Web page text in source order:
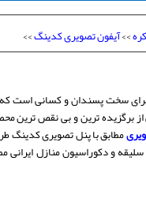
>>آیفون تصویری کدینگ>>
سخت پسندان و کسانی است که
برگزیده ترین و بی نقص ترین
مطابق با پنل تصویری کدینگ
و دکوراسیون منازل ایرانی